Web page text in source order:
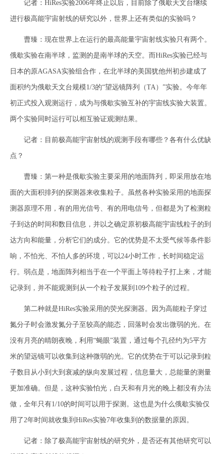
记者：HiRes实验2006年终止以后，目前除了俄歇天文台继续
进行极高能宇宙射线的研究以外，世界上还有类似的实验吗？
曹臻：现在世界上在运行的最高能量宇宙射线实验只有两个。
俄歇实验在南半球，监测的是南半球的天空。而HiRes实验已经与
日本的原AGASA实验组合作，在北半球的美国犹他州初步建成了
面积约为俄歇天文台规模1/3的“望远镜阵列（TA）”实验。今年年
初正式投入观测运行，成为与俄歇实验互补的宇宙线实验大装置。
两个实验同时运行可以相互验证观测结果。
记者：目前极高能宇宙射线的观测手段有哪些？各有什么优缺
点？
曹臻：第一种是俄歇实验主要采用的地面阵列，即采用放在地
面的大面积排列的探测器来收集粒子。虽然各种实验采用的地面探
测器原理不用，有的用光信号、有的用电信号，但都是为了检测粒
子到达的时间和数目信息，并以之确定原初极高能宇宙线粒子的到
达方向和能量，分析它们的成分。它的优势是不太受气候等条件影
响，不怕光、不怕人多的环境，可以24小时工作，长时间稳定运
行。弱点是，地面阵列相当于在一个平面上等待粒子打上来，才能
记录到，并不能观测到从一个粒子发展到109个粒子的过程。
第二种就是HiRes实验采用的荧光探测器。因为高能粒子穿过
氮分子时会激发氮分子至较高的能态，回落时会发出微弱的光。在
没有月亮的晴朗夜晚，利用“蝇眼”装置，通过每个孔径约为5平方
米的望远镜可以收集到这种微弱的光。它的优势在于可以记录到粒
子数目从小到大到衰减的纵向发展过程，信息量大，总能量的测量
更加准确。但是，这种实验怕光，白天和有月光的晚上都没有办法
做，全年只有1/10的时间可以用于探测。这也是为什么俄歇实验仅
用了2年时间就收集到HiRes实验7年收集到的数据量的原因。
记者：除了极高能宇宙射线的研究外，是否还有其他研究可以